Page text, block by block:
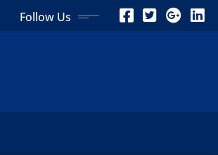
Follow Us